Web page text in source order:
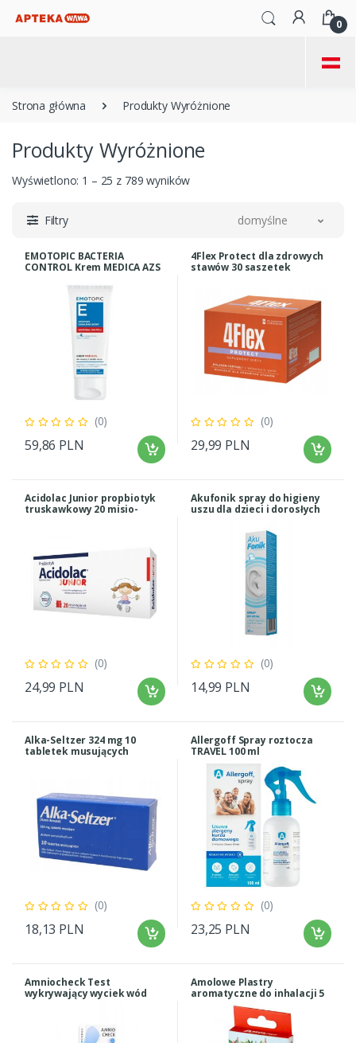
0
=
Strona główna Produkty Wyróżnione
Produkty Wyróżnione
Wyświetlono: 1 – 25 z 789 wyników
Filtry domyślne
EMOTOPIC BACTERIA
CONTROL Krem MEDICA AZS
(0)
59,86 PLN
4Flex Protect dla zdrowych
stawów 30 saszetek
(0)
29,99 PLN
Acidolac Junior propbiotyk
truskawkowy 20 misio-
(0)
24,99 PLN
Akufonik spray do higieny
uszu dla dzieci i dorosłych
(0)
14,99 PLN
Alka-Seltzer 324 mg 10
tabletek musujących
(0)
18,13 PLN
Allergoff Spray roztocza
TRAVEL 100 ml
(0)
23,25 PLN
Amniocheck Test
wykrywający wyciek wód
Amolowe Plastry
aromatyczne do inhalacji 5